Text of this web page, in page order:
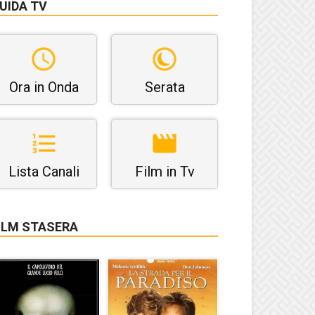
TV
Ora in Onda Serata
Lista Canali Film in Tv
STASERA